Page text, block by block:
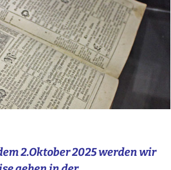
2.Oktober 2025 werden wir